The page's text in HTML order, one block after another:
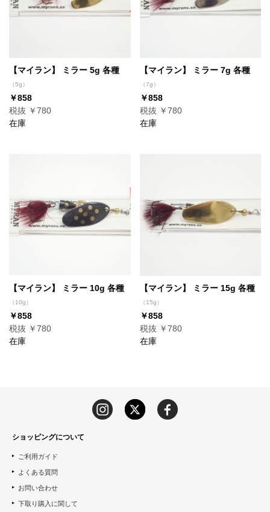
【マイラン】 ミラー 5g 各種
（5g）
￥858
税抜 ￥780
在庫
【マイラン】 ミラー 7g 各種
（7g）
￥858
税抜 ￥780
在庫
【マイラン】 ミラー 10g 各種
（10g）
￥858
税抜 ￥780
在庫
【マイラン】 ミラー 15g 各種
（15g）
￥858
税抜 ￥780
在庫
ショッピングについて
ご利用ガイド
よくある質問
お問い合わせ
下取り購入に関して